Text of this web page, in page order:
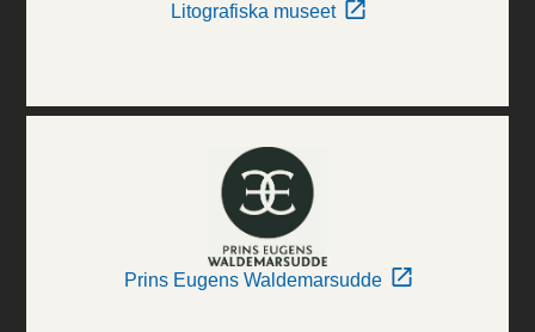
Litografiska museet
Prins Eugens Waldemarsudde